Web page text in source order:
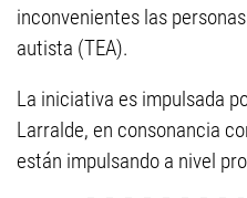
inconvenientes las
autista (TEA).
La iniciativa es impulsada
Larralde, en consonancia
están impulsando a nivel